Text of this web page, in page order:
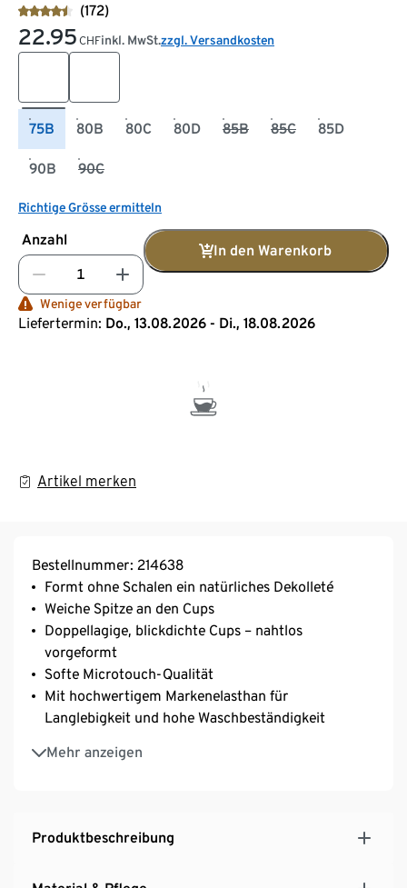
(172)
22.95 CHFinkl. MwSt.zzgl. Versandkosten
75B 80B 80C 80D 85B 85C 85D
90B 90C
Richtige Grösse ermitteln
Anzahl
In den Warenkorb
Wenige verfügbar
Liefertermin: Do., 13.08.2026 - Di., 18.08.2026
Artikel merken
Bestellnummer: 214638
Formt ohne Schalen ein natürliches Dekolleté
Weiche Spitze an den Cups
Doppellagige, blickdichte Cups – nahtlos
vorgeformt
Softe Microtouch-Qualität
Mit hochwertigem Markenelasthan für
Langlebigkeit und hohe Waschbeständigkeit
Mehr anzeigen
Optimale Passform: Träger- und Verschlussbreite
proportional an Cup-Grösse angepasst
Produktbeschreibung